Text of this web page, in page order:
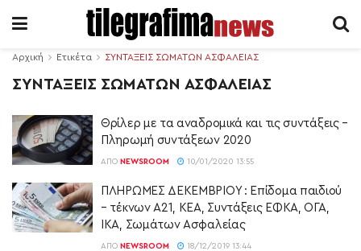
Αρχική Ετικέτα ΣΥΝΤΑΞΕΙΣ ΣΩΜΑΤΩΝ ΑΣΦΑΛΕΙΑΣ
ΣΥΝΤΑΞΕΙΣ ΣΩΜΑΤΩΝ ΑΣΦΑΛΕΙΑΣ
Θρίλερ με τα αναδρομικά και τις συντάξεις –
Πληρωμή συντάξεων 2020
ΑΠΌ NEWSROOM 10/01/2020 13:55
ΠΛΗΡΩΜΕΣ ΔΕΚΕΜΒΡΙΟΥ : Επίδομα παιδιού
– τέκνων Α21, ΚΕΑ, Συντάξεις ΕΦΚΑ, ΟΓΑ,
ΙΚΑ, Σωμάτων Ασφαλείας
ΑΠΌ NEWSROOM 18/12/2019 13:44